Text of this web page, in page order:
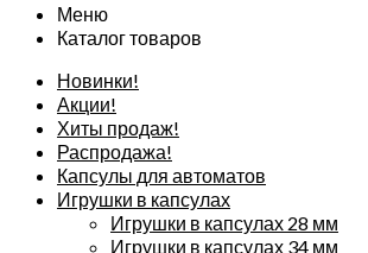
Меню
Каталог товаров
Новинки!
Акции!
Хиты продаж!
Распродажа!
Капсулы для автоматов
Игрушки в капсулах
Игрушки в капсулах 28 мм
Игрушки в капсулах 34 мм